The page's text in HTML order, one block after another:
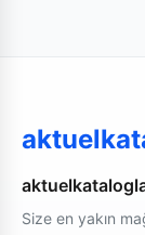
Size en yakın